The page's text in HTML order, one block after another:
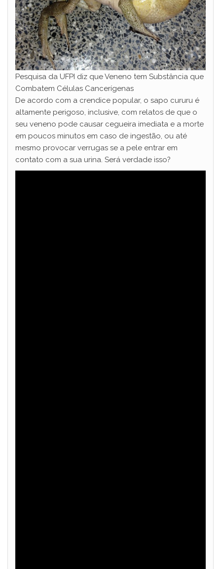
Pesquisa da UFPI diz que Veneno tem Substância que
Combatem Células Cancerígenas
De acordo com a crendice popular, o sapo cururu é
altamente perigoso, inclusive, com relatos de que o
seu veneno pode causar cegueira imediata e a morte
em poucos minutos em caso de ingestão, ou até
mesmo provocar verrugas se a pele entrar em
contato com a sua urina. Será verdade isso?